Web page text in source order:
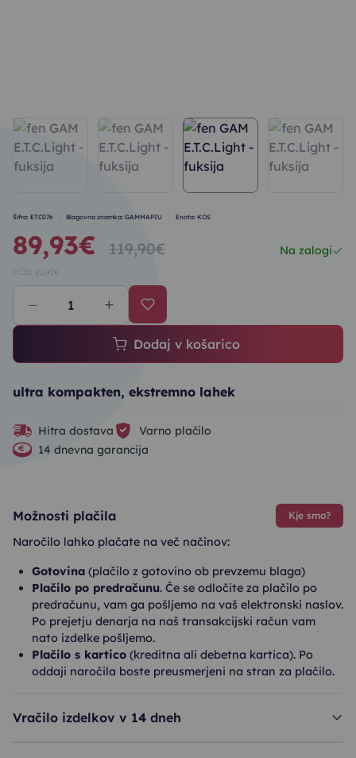
Šifra: ETC076 Blagovna znamka: GAMMAPIU Enota: KOS
89,93€ 119,90€ Na zalogi
PC30: 82,42€
Dodaj v košarico
ultra kompakten, ekstremno lahek
Hitra dostava
Varno plačilo
14 dnevna garancija
Možnosti plačila Kje smo?
Naročilo lahko plačate na več načinov:
Gotovina (plačilo z gotovino ob prevzemu blaga)
Plačilo po predračunu. Če se odločite za plačilo po
predračunu, vam ga pošljemo na vaš elektronski naslov.
Po prejetju denarja na naš transakcijski račun vam
nato izdelke pošljemo.
Plačilo s kartico (kreditna ali debetna kartica). Po
oddaji naročila boste preusmerjeni na stran za plačilo.
Vračilo izdelkov v 14 dneh